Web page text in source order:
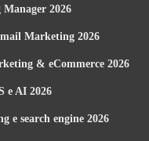
Manager 2026
Marketing 2026
& eCommerce 2026
e AI 2026
e search engine 2026